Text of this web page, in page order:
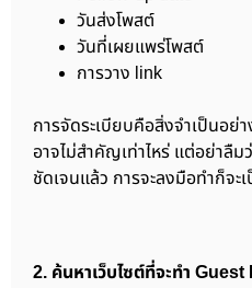
วันส่งโพสต์
วันที่เผยแพร่โพสต์
การวาง link
การจัดระเบียบคือสิ่งจำเป็นอย่
อาจไม่สำคัญเท่าไหร่ แต่อย่าลื
ชัดเจนแล้ว การจะลงมือทำก็จะ
2. ค้นหาเว็บไซต์ที่จะทำ Guest